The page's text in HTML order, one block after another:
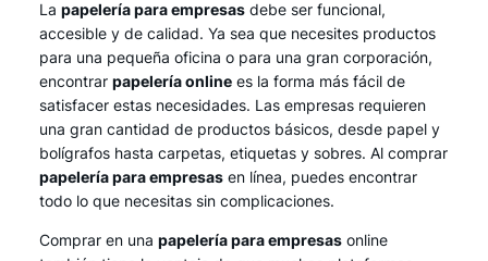
La papelería para empresas debe ser funcional,
accesible y de calidad. Ya sea que necesites productos
para una pequeña oficina o para una gran corporación,
encontrar papelería online es la forma más fácil de
satisfacer estas necesidades. Las empresas requieren
una gran cantidad de productos básicos, desde papel y
bolígrafos hasta carpetas, etiquetas y sobres. Al comprar
papelería para empresas en línea, puedes encontrar
todo lo que necesitas sin complicaciones.
Comprar en una papelería para empresas online